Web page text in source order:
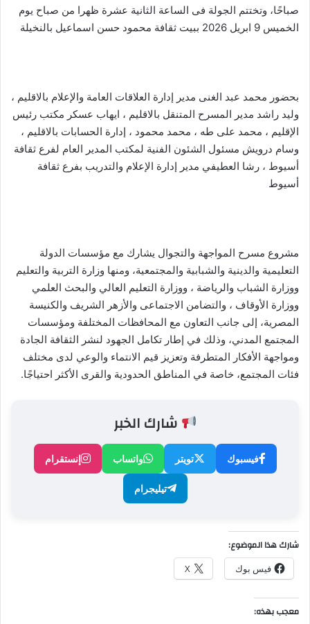
صباحًا، وتختتم الجولة فى الساعة الثانية عشرة ظهرا من صباح يوم
الخميس 9 ابريل 2026 ببيت ثقافة محمود حسن اسماعيل بالنخيلة
بحضور محمد عبد الغنى مدير إدارة العلاقات العامة والإعلام بالاقليم ،
وليد راشد مدير المسرح المتنقل بالاقليم ، ايهاب عسكر مكتب رئيس
الإقليم ، محمد على طه ، محمد محمود ، إدارة الحسابات بالاقليم ،
وسام درويش مسئول الشئون الفنية لمكتب المدير العام لفرع ثقافة
أسيوط ، رشا العطيفي مدير إدارة الإعلام والتدريب بفرع ثقافة
أسيوط
مشروع مسرح المواجهة والتجوال يشارك مع مؤسسات الدولة
التعليمية والدينية والشبابية والمجتمعية، ومنها وزارة التربية والتعليم
ووزارة الشباب والرياضة ، ووزارة التعليم العالي والبحث العلمي
ووزارة الأوقاف ، والتضامن الاجتماعى والأزهر الشريف والكنيسة
المصرية، إلى جانب التعاون مع المحافظات المختلفة ومؤسسات
المجتمع المدني، وذلك في إطار تكامل الجهود لنشر الثقافة الجادة
ومواجهة الأفكار المتطرفة وتعزيز قيم الانتماء والوعي لدى مختلف
فئات المجتمع، خاصة في المناطق الحدودية والقرى الأكثر احتياجًا.
شارك الخبر
فيسبوك تويتر واتساب إنستقرام
تيليجرام
شارك هذا الموضوع:
فيس بوك X
معجب بهذه: